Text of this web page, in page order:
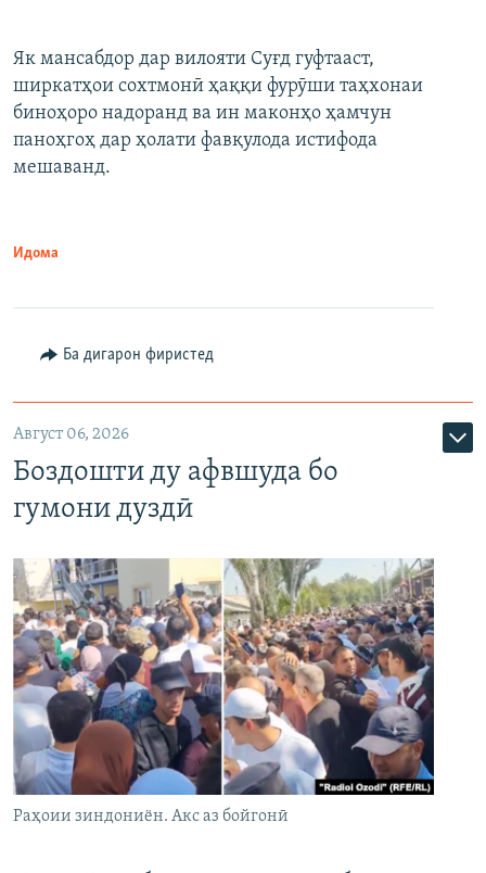
Як мансабдор дар вилояти Суғд гуфтааст,
ширкатҳои сохтмонӣ ҳаққи фурӯши таҳхонаи
биноҳоро надоранд ва ин маконҳо ҳамчун
паноҳгоҳ дар ҳолати фавқулода истифода
мешаванд.
Идома
Ба дигарон фиристед
Август 06, 2026
Боздошти ду афвшуда бо
гумони дуздӣ
Раҳоии зиндониён. Акс аз бойгонӣ